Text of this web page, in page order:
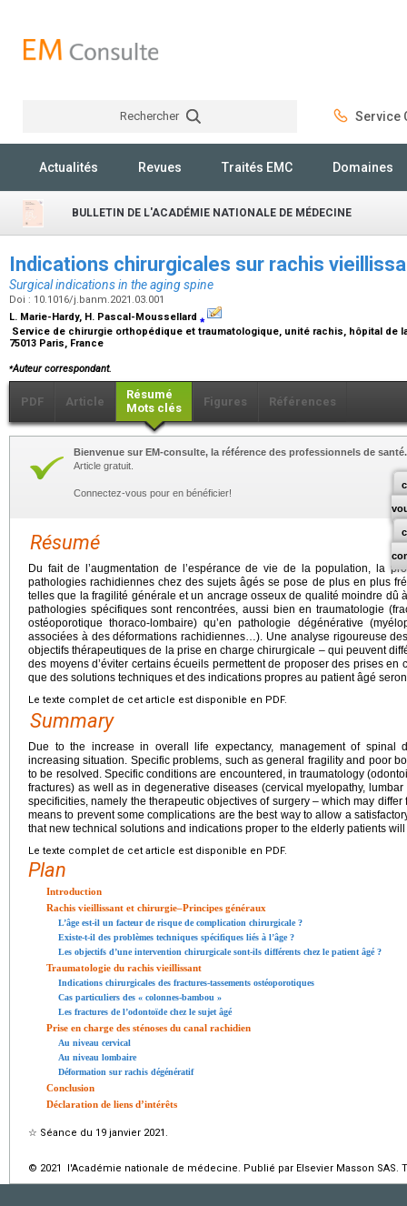
Rechercher Service
Actualités Revues Traités EMC Domaines
BULLETIN DE L'ACADÉMIE NATIONALE DE MÉDECINE
Indications chirurgicales sur rachis
Surgical indications in the aging spine
Doi : 10.1016/j.banm.2021.03.001
L. Marie-Hardy, H. Pascal-Moussellard ⁎
Service de chirurgie orthopédique et traumatologique, unité rachis, hôpital de
75013 Paris, France
⁎Auteur correspondant.
PDF Article
Résumé
Mots clés
Figures Références
Bienvenue sur EM-consulte, la référence des professionnels de santé.
Article gratuit.
Connectez-vous pour en bénéficier!
Résumé
Du fait de l’augmentation de l’espérance de vie de la population, la
pathologies rachidiennes chez des sujets âgés se pose de plus en plus
telles que la fragilité générale et un ancrage osseux de qualité moindre dû
pathologies spécifiques sont rencontrées, aussi bien en traumatologie
ostéoporotique thoraco-lombaire) qu’en pathologie dégénérative
associées à des déformations rachidiennes…). Une analyse rigoureuse
objectifs thérapeutiques de la prise en charge chirurgicale – qui peuvent
des moyens d’éviter certains écueils permettent de proposer des prises en
que des solutions techniques et des indications propres au patient âgé
Le texte complet de cet article est disponible en PDF.
Summary
Due to the increase in overall life expectancy, management of spinal
increasing situation. Specific problems, such as general fragility and poor
to be resolved. Specific conditions are encountered, in traumatology
fractures) as well as in degenerative diseases (cervical myelopathy,
specificities, namely the therapeutic objectives of surgery – which may
means to prevent some complications are the best way to allow a
that new technical solutions and indications proper to the elderly patients
Le texte complet de cet article est disponible en PDF.
Plan
Introduction
Rachis vieillissant et chirurgie–Principes généraux
L’âge est-il un facteur de risque de complication chirurgicale ?
Existe-t-il des problèmes techniques spécifiques liés à l’âge ?
Les objectifs d’une intervention chirurgicale sont-ils différents chez le patient âgé ?
Traumatologie du rachis vieillissant
Indications chirurgicales des fractures-tassements ostéoporotiques
Cas particuliers des « colonnes-bambou »
Les fractures de l’odontoïde chez le sujet âgé
Prise en charge des sténoses du canal rachidien
Au niveau cervical
Au niveau lombaire
Déformation sur rachis dégénératif
Conclusion
Déclaration de liens d’intérêts
☆ Séance du 19 janvier 2021.
© 2021 l'Académie nationale de médecine. Publié par Elsevier Masson SAS.